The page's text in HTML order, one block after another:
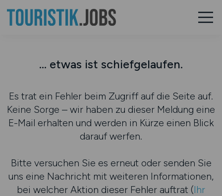
... etwas ist schiefgelaufen.
Es trat ein Fehler beim Zugriff auf die Seite auf.
Keine Sorge – wir haben zu dieser Meldung eine
E-Mail erhalten und werden in Kürze einen Blick
darauf werfen.
Bitte versuchen Sie es erneut oder senden Sie
uns eine Nachricht mit weiteren Informationen,
bei welcher Aktion dieser Fehler auftrat (Ihr